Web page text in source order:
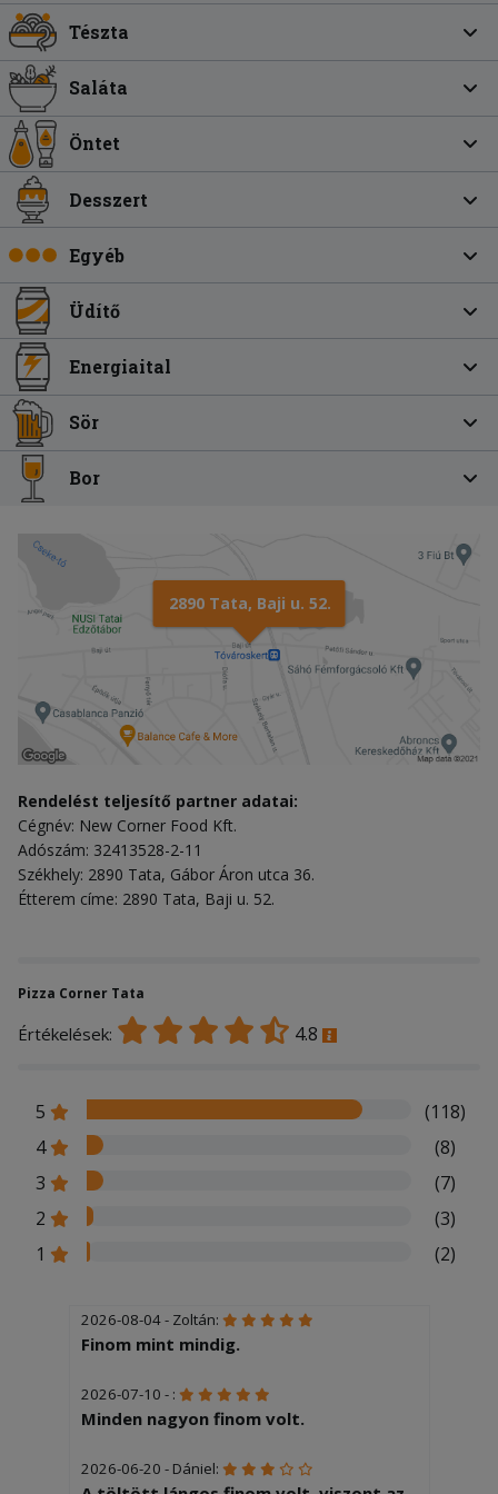
Tészta
Saláta
Öntet
Desszert
Egyéb
Üdítő
Energiaital
Sör
Bor
2890 Tata, Baji u. 52.
Rendelést teljesítő partner adatai:
Cégnév: New Corner Food Kft.
Adószám: 32413528-2-11
Székhely: 2890 Tata, Gábor Áron utca 36.
Étterem címe: 2890 Tata, Baji u. 52.
Pizza Corner Tata
Értékelések: 4.8
5
(118)
4
(8)
3
(7)
2
(3)
1
(2)
2026-08-04 - Zoltán:
Finom mint mindig.
2026-07-10 - :
Minden nagyon finom volt.
2026-06-20 - Dániel: